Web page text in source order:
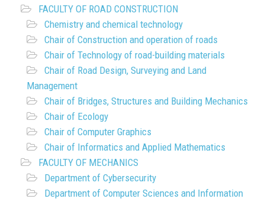
FACULTY OF ROAD CONSTRUCTION
Chemistry and chemical technology
Chair of Construction and operation of roads
Chair of Technology of road-building materials
Chair of Road Design, Surveying and Land
Management
Chair of Bridges, Structures and Building Mechanics
Chair of Ecology
Chair of Computer Graphics
Chair of Informatics and Applied Mathematics
FACULTY OF MECHANICS
Department of Cybersecurity
Department of Computer Sciences and Information